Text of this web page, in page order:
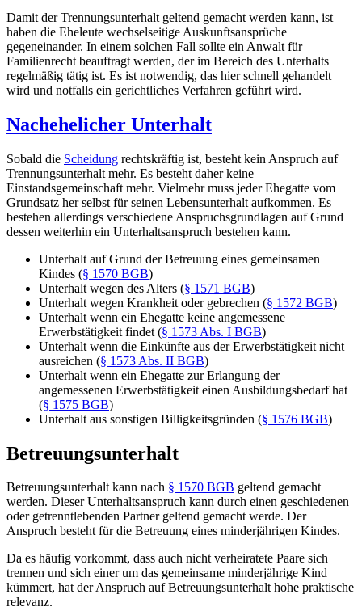
Damit der Trennungsunterhalt geltend gemacht werden kann, ist
haben die Eheleute wechselseitige Auskunftsansprüche
gegeneinander. In einem solchen Fall sollte ein Anwalt für
Familienrecht beauftragt werden, der im Bereich des Unterhalts
regelmäßig tätig ist. Es ist notwendig, das hier schnell gehandelt
wird und notfalls ein gerichtliches Verfahren geführt wird.
Nachehelicher Unterhalt
Sobald die Scheidung rechtskräftig ist, besteht kein Anspruch auf
Trennungsunterhalt mehr. Es besteht daher keine
Einstandsgemeinschaft mehr. Vielmehr muss jeder Ehegatte vom
Grundsatz her selbst für seinen Lebensunterhalt aufkommen. Es
bestehen allerdings verschiedene Anspruchsgrundlagen auf Grund
dessen weiterhin ein Unterhaltsanspruch bestehen kann.
Unterhalt auf Grund der Betreuung eines gemeinsamen
Kindes (§ 1570 BGB)
Unterhalt wegen des Alters (§ 1571 BGB)
Unterhalt wegen Krankheit oder gebrechen (§ 1572 BGB)
Unterhalt wenn ein Ehegatte keine angemessene
Erwerbstätigkeit findet (§ 1573 Abs. I BGB)
Unterhalt wenn die Einkünfte aus der Erwerbstätigkeit nicht
ausreichen (§ 1573 Abs. II BGB)
Unterhalt wenn ein Ehegatte zur Erlangung der
angemessenen Erwerbstätigkeit einen Ausbildungsbedarf hat
(§ 1575 BGB)
Unterhalt aus sonstigen Billigkeitsgründen (§ 1576 BGB)
Betreuungsunterhalt
Betreuungsunterhalt kann nach § 1570 BGB geltend gemacht
werden. Dieser Unterhaltsanspruch kann durch einen geschiedenen
oder getrenntlebenden Partner geltend gemacht werde. Der
Anspruch besteht für die Betreuung eines minderjährigen Kindes.
Da es häufig vorkommt, dass auch nicht verheiratete Paare sich
trennen und sich einer um das gemeinsame minderjährige Kind
kümmert, hat der Anspruch auf Betreuungsunterhalt hohe praktische
relevanz.